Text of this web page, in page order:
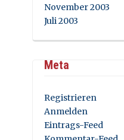
November 2003
Juli 2003
Meta
Registrieren
Anmelden
Eintrags-Feed